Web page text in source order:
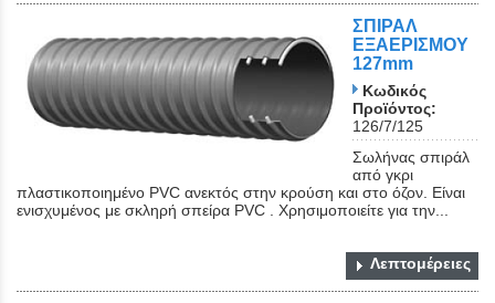
ΣΠΙΡΑΛ
ΕΞΑΕΡΙΣΜΟΥ
127mm
Κωδικός
Προϊόντος:
126/7/125
Σωλήνας σπιράλ
από γκρι
πλαστικοποιημένο PVC ανεκτός στην κρούση και στο όζον. Είναι
ενισχυμένος με σκληρή σπείρα PVC . Χρησιμοποιείτε για την...
Λεπτομέρειες